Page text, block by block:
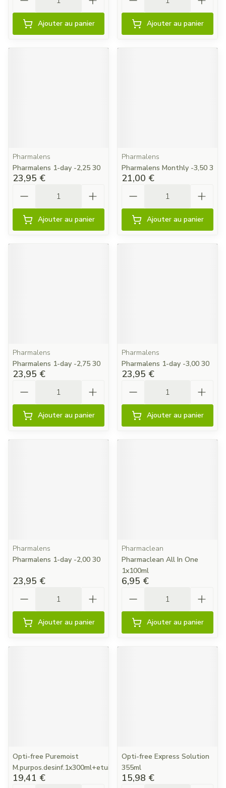
Ajouter au panier Ajouter au panier
Pharmalens
Pharmalens 1-day -2,25 30
23,95 €
Ajouter au panier
Pharmalens
Pharmalens Monthly -3,50 3
21,00 €
Ajouter au panier
Pharmalens
Pharmalens 1-day -2,75 30
23,95 €
Ajouter au panier
Pharmalens
Pharmalens 1-day -3,00 30
23,95 €
Ajouter au panier
Pharmalens
Pharmalens 1-day -2,00 30
23,95 €
Ajouter au panier
Pharmaclean
Pharmaclean All In One
1x100ml
6,95 €
Ajouter au panier
Opti-free Puremoist
M.purpos.desinf.1x300ml+etui
19,41 €
Opti-free Express Solution
355ml
15,98 €